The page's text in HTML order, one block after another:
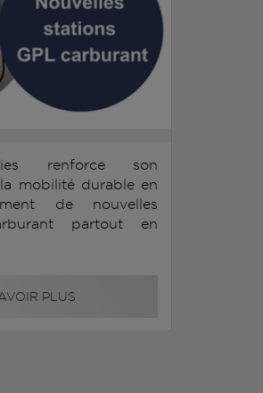
renforce son
mobilité durable en
de nouvelles
partout en
PLUS